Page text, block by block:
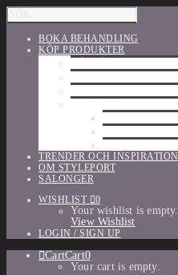
BOKA BEHANDLING
KÖP PRODUKTER
TRENDER OCH INSPIRATION
OM STYLEPORT
SALONGER
WISHLIST
0
Your wishlist is empty.
View Wishlist
LOGIN / SIGN UP
CartCart0
Your cart is empty.